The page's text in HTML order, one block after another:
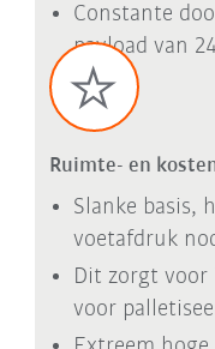
Constante
payload van
Ruimte- en
Slanke basis,
voetafdruk
Dit zorgt voor
voor